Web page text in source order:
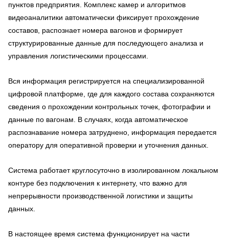
пунктов предприятия. Комплекс камер и алгоритмов
видеоаналитики автоматически фиксирует прохождение
составов, распознает номера вагонов и формирует
структурированные данные для последующего анализа и
управления логистическими процессами.
Вся информация регистрируется на специализированной
цифровой платформе, где для каждого состава сохраняются
сведения о прохождении контрольных точек, фотографии и
данные по вагонам. В случаях, когда автоматическое
распознавание номера затруднено, информация передается
оператору для оперативной проверки и уточнения данных.
Система работает круглосуточно в изолированном локальном
контуре без подключения к интернету, что важно для
непрерывности производственной логистики и защиты
данных.
В настоящее время система функционирует на части